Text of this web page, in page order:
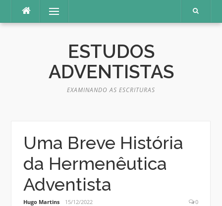
o
Menu
ESTUDOS
ADVENTISTAS
EXAMINANDO AS ESCRITURAS
Uma Breve História
da Hermenêutica
Adventista
Hugo Martins 15/12/2022 0